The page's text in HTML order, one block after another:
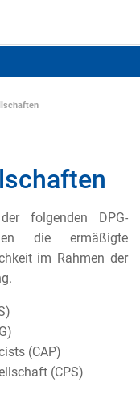
folgenden DPG-
die ermäßigte
im Rahmen der
(CAP)
(CPS)